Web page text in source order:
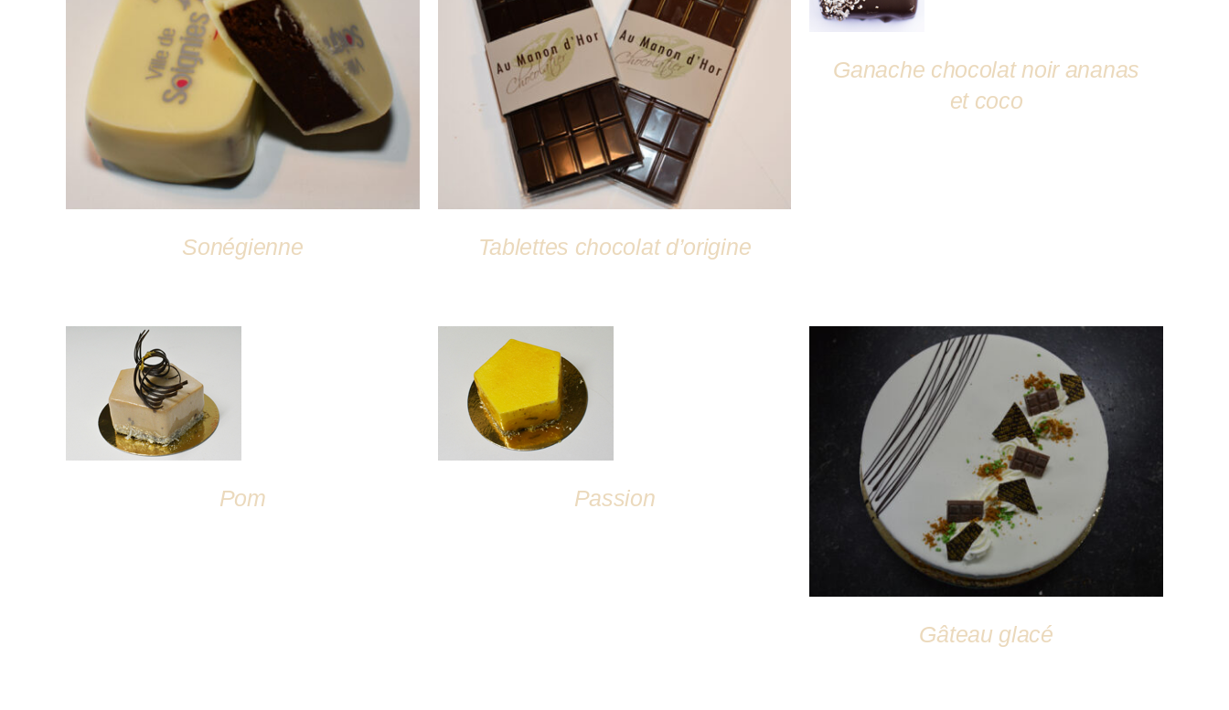
DÉTAILS
Sonégienne
DÉTAILS
Tablettes chocolat d’origine
Ganache chocolat noir ananas
et coco
DÉTAILS
Pom
DÉTAILS
Passion
DÉTAILS
Gâteau glacé